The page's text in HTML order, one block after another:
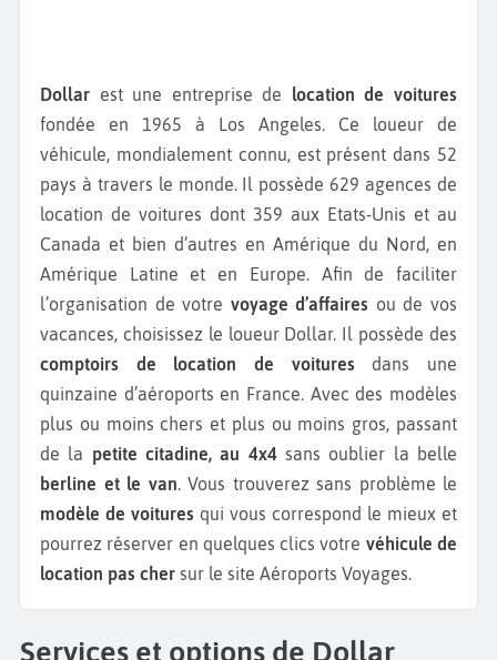
Dollar est une entreprise de location de voitures
fondée en 1965 à Los Angeles. Ce loueur de
véhicule, mondialement connu, est présent dans 52
pays à travers le monde. Il possède 629 agences de
location de voitures dont 359 aux Etats-Unis et au
Canada et bien d’autres en Amérique du Nord, en
Amérique Latine et en Europe. Afin de faciliter
l’organisation de votre voyage d’affaires ou de vos
vacances, choisissez le loueur Dollar. Il possède des
comptoirs de location de voitures dans une
quinzaine d’aéroports en France. Avec des modèles
plus ou moins chers et plus ou moins gros, passant
de la petite citadine, au 4x4sans oublier la belle
berline et le van. Vous trouverez sans problème le
modèle de voitures qui vous correspond le mieux et
pourrez réserver en quelques clics votre véhicule de
location pas cher sur le site Aéroports Voyages.
Services et options de Dollar